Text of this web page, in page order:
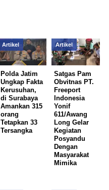
Artikel
Polda Jatim
Ungkap Fakta
Kerusuhan,
di Surabaya
Amankan 315
orang
Tetapkan 33
Tersangka
Artikel
Satgas Pam
Obvitnas PT.
Freeport
Indonesia
Yonif
611/Awang
Long Gelar
Kegiatan
Posyandu
Dengan
Masyarakat
Mimika